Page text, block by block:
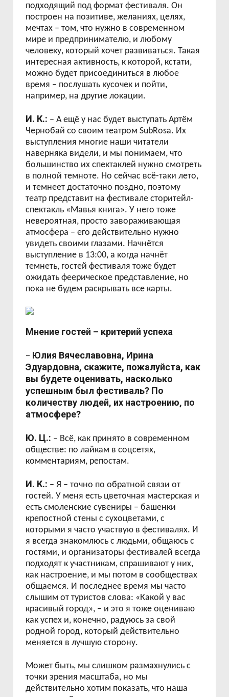
подходящий под формат фестиваля. Он
построен на позитиве, желаниях, целях,
мечтах – том, что нужно в современном
мире и предпринимателю, и любому
человеку, который хочет развиваться. Такая
интересная активность, к которой, кстати,
можно будет присоединиться в любое
время – послушать кусочек и пойти,
например, на другие локации.
И. К.: – А ещё у нас будет выступать Артём
Чернобай со своим театромSubRosa. Их
выступления многие наши читатели
наверняка видели, и мы понимаем, что
большинство их спектаклей нужно смотреть
в полной темноте. Но сейчас всё-таки лето,
и темнеет достаточно поздно, поэтому
театр представит на фестивале сторитейл-
спектакль «Мавья книга». У него тоже
невероятная, просто завораживающая
атмосфера – его действительно нужно
увидеть своими глазами. Начнётся
выступление в 13:00, а когда начнёт
темнеть, гостей фестиваля тоже будет
ожидать феерическое представление, но
пока не будем раскрывать все карты.
Мнение гостей – критерий успеха
– Юлия Вячеславовна, Ирина
Эдуардовна, скажите, пожалуйста, как
вы будете оценивать, насколько
успешным был фестиваль? По
количеству людей, их настроению, по
атмосфере?
Ю. Ц.: – Всё, как принято в современном
обществе: по лайкам в соцсетях,
комментариям, репостам.
И. К.: – Я – точно по обратной связи от
гостей. У меня есть цветочная мастерская и
есть смоленские сувениры – башенки
крепостной стены с сухоцветами, с
которыми я часто участвую в фестивалях. И
я всегда знакомлюсь с людьми, общаюсь с
гостями, и организаторы фестивалей всегда
подходят к участникам, спрашивают у них,
как настроение, и мы потом в сообществах
общаемся. И последнее время мы часто
слышим от туристов слова: «Какой у вас
красивый город», – и это я тоже оцениваю
как успех и, конечно, радуюсь за свой
родной город, который действительно
меняется в лучшую сторону.
Может быть, мы слишком размахнулись с
точки зрения масштаба, но мы
действительно хотим показать, что наша